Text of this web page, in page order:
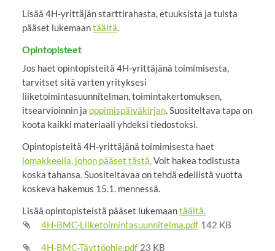
4H-BMC-Liiketoimintasuunnitelma.pdf 142 KB
4H-BMC-Täyttöohje.pdf 23 KB
Lisää 4H-yrittäjän starttirahasta, etuuksista ja tuista
pääset lukemaantäältä.
Opintopisteet
Jos haet opintopisteitä 4H-yrittäjänä toimimisesta,
tarvitset sitä varten yrityksesi
liiketoimintasuunnitelman, toimintakertomuksen,
itsearvioinnin ja oppimispäiväkirjan. Suositeltava tapa on
koota kaikki materiaali yhdeksi tiedostoksi.
Opintopisteitä 4H-yrittäjänä toimimisesta haet
lomakkeella, johon pääset tästä.Voit hakea todistusta
koska tahansa. Suositeltavaa on tehdä edellistä vuotta
koskeva hakemus 15.1. mennessä.
Lisää opintopisteistä pääset lukemaantäältä.